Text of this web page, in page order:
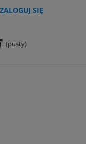
ZALOGUJ SIĘ
(pusty)